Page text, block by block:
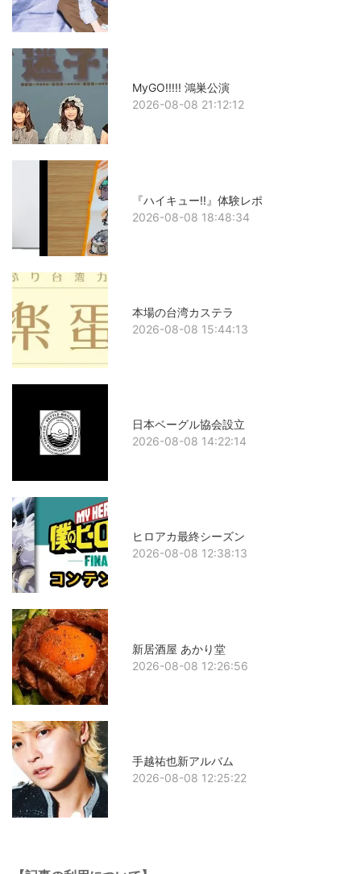
MyGO!!!!! 鴻巣公演
2026-08-08 21:12:12
『ハイキュー!!』体験レポ
2026-08-08 18:48:34
本場の台湾カステラ
2026-08-08 15:44:13
日本ベーグル協会設立
2026-08-08 14:22:14
ヒロアカ最終シーズン
2026-08-08 12:38:13
新居酒屋 あかり堂
2026-08-08 12:26:56
手越祐也新アルバム
2026-08-08 12:25:22